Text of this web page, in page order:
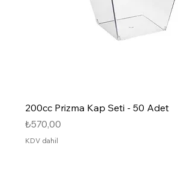
200cc Prizma Kap Seti - 50 Adet
Fiyat
₺570,00
KDV dahil